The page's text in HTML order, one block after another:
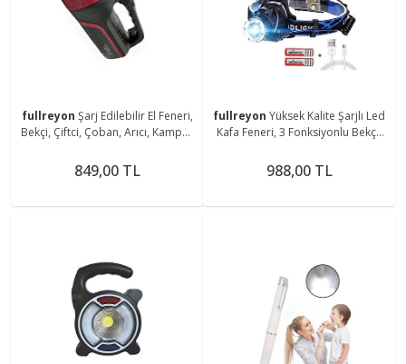
fullreyon Şarj Edilebilir El Feneri,
Bekçi, Çiftci, Çoban, Arıcı, Kampçı,
849,00 TL
fullreyon Yüksek Kalite Şarjlı Led
Kafa Feneri, 3 Fonksiyonlu Bekçi,
Feneri
988,00 TL